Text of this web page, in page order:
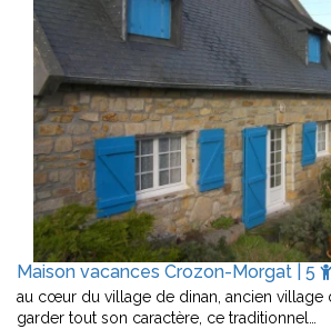
Maison vacances Crozon-Morgat | 5
au cœur du village de dinan, ancien village
garder tout son caractère, ce traditionnel…